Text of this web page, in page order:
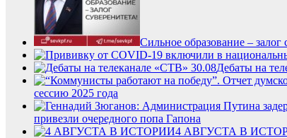
Сильное образование – залог
Дебаты на
сессию 2025 года
привезли очередного попа Гапона
4 АВГУСТА В